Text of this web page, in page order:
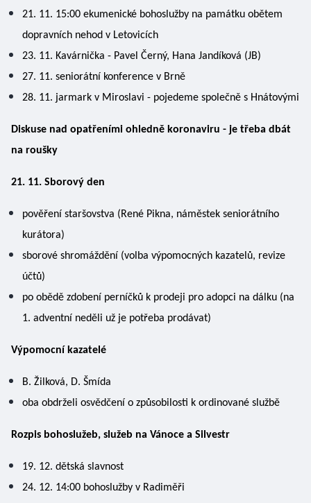
21. 11. 15:00 ekumenické bohoslužby na památku obětem
dopravních nehod v Letovicích
23. 11. Kavárnička - Pavel Černý, Hana Jandíková (JB)
27. 11. seniorátní konference v Brně
28. 11. jarmark v Miroslavi - pojedeme společně s Hnátovými
Diskuse nad opatřeními ohledně koronaviru - je třeba dbát
na roušky
21. 11. Sborový den
pověření staršovstva (René Pikna, náměstek seniorátního
kurátora)
sborové shromáždění (volba výpomocných kazatelů, revize
účtů)
po obědě zdobení perníčků k prodeji pro adopci na dálku (na
1. adventní neděli už je potřeba prodávat)
Výpomocní kazatelé
B. Žilková, D. Šmída
oba obdrželi osvědčení o způsobilosti k ordinované službě
Rozpis bohoslužeb, služeb na Vánoce a Silvestr
19. 12. dětská slavnost
24. 12. 14:00 bohoslužby v Radiměři